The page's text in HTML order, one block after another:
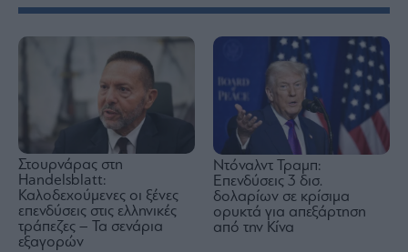
Στουρνάρας στη
Handelsblatt:
Καλοδεχούμενες οι ξένες
επενδύσεις στις ελληνικές
τράπεζες – Τα σενάρια
εξαγορών
Ντόναλντ Τραμπ:
Επενδύσεις 3 δισ.
δολαρίων σε κρίσιμα
ορυκτά για απεξάρτηση
από την Κίνα